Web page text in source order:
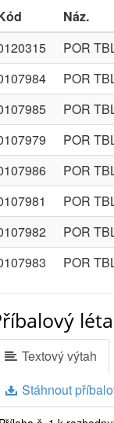
Náz.
POR
POR
POR
POR
POR
POR
POR
POR
Textový výtah
Stáhnout